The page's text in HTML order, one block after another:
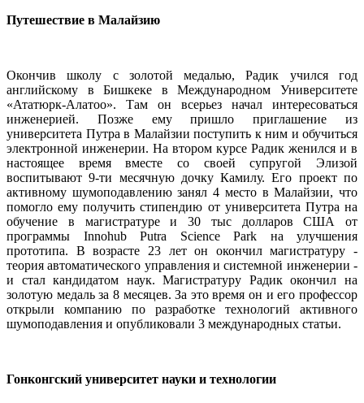
Путешествие в Малайзию
Окончив школу с золотой медалью, Радик учился год
английскому в Бишкеке в Международном Университете
«Ататюрк-Алатоо». Там он всерьез начал интересоваться
инженерией. Позже ему пришло приглашение из
университета Путра в Малайзии поступить к ним и обучиться
электронной инженерии. На втором курсе Радик женился и в
настоящее время вместе со своей супругой Элизой
воспитывают 9-ти месячную дочку Камилу. Его проект по
активному шумоподавлению занял 4 место в Малайзии, что
помогло ему получить стипендию от университета Путра на
обучение в магистратуре и 30 тыс долларов США от
программы Innohub Putra Science Park на улучшения
прототипа. В возрасте 23 лет он окончил магистратуру -
теория автоматического управления и системной инженерии -
и стал кандидатом наук. Магистратуру Радик окончил на
золотую медаль за 8 месяцев. За это время он и его профессор
открыли компанию по разработке технологий активного
шумоподавления и опубликовали 3 международных статьи.
Гонконгский университет науки и технологии